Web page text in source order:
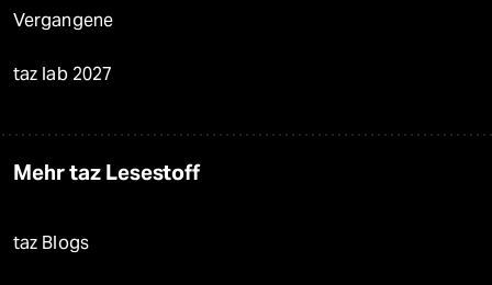
Vergangene
taz lab 2027
Mehr taz Lesestoff
taz Blogs